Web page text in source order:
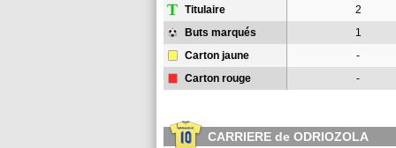
T Titulaire 2
Buts marqués 1
Carton jaune -
Carton rouge -
CARRIERE de ODRIOZOLA